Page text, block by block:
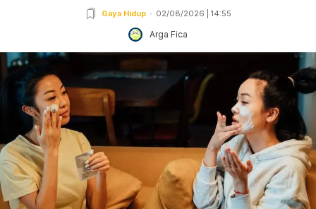
Gaya Hidup 02/08/2026 | 14:55
Arga Fica